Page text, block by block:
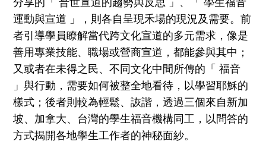
運動與宣道 」，則各自呈現禾場的現況及需要。前
者引導學員瞭解當代跨文化宣道的多元需求，像是
善用專業技能、職場或營商宣道，都能參與其中；
又或者在未得之民、不同文化中間所傳的「 福音
」與行動，需要如何被整全地看待，以學習耶穌的
樣式；後者則較為輕鬆、詼諧，透過三個來自新加
坡、加拿大、台灣的學生福音機構同工，以問答的
方式揭開各地學生工作者的神秘面紗。